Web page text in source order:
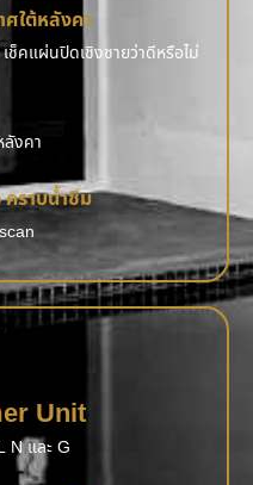
ศใต้หลังคา
ช็คแผ่นปิดเชิงชายว่าดีหรือไม่
งคา
คราบน้ำซึม
Unit
N และ G